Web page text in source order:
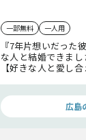
一部無料 一人用
『7年片想いだった
な人と結婚できま
【好きな人と愛し
広島